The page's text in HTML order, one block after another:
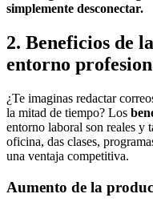
simplemente desconectar.
2. Beneficios de
entorno
¿Te imaginas redactar
la mitad de tiempo? Los
entorno laboral son reales y
oficina, das clases,
una ventaja competitiva.
Aumento de la